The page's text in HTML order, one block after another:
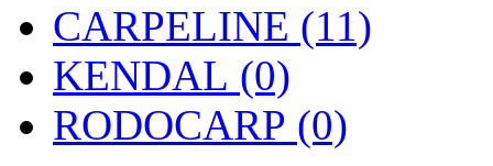
CARPELINE (11)
KENDAL (0)
RODOCARP (0)